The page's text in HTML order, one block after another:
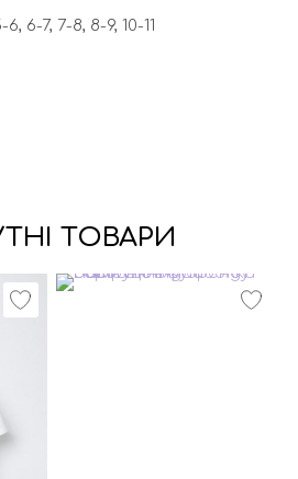
6, 6-7, 7-8, 8-9, 10-11
ТОВАРИ